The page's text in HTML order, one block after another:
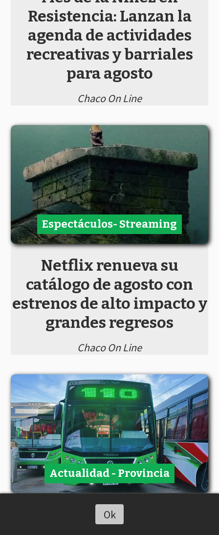
Resistencia: Lanzan la
agenda de actividades
recreativas y barriales
para agosto
Chaco On Line
Netflix renueva su
catálogo de agosto con
estrenos de alto impacto y
grandes regresos
Chaco On Line
Espectáculos- Streaming
Chacobus: El Gobierno
Actualidad - Provincia
Ok